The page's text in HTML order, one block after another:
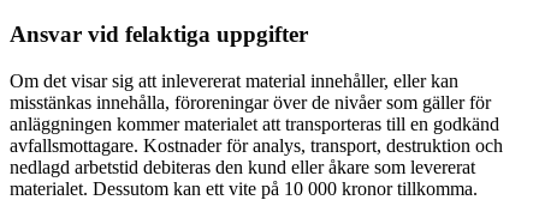
Ansvar vid felaktiga uppgifter
Om det visar sig att inlevererat material innehåller, eller kan
misstänkas innehålla, föroreningar över de nivåer som gäller för
anläggningen kommer materialet att transporteras till en godkänd
avfallsmottagare. Kostnader för analys, transport, destruktion och
nedlagd arbetstid debiteras den kund eller åkare som levererat
materialet. Dessutom kan ett vite på 10 000 kronor tillkomma.